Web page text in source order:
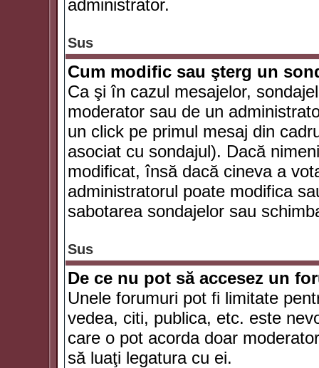
administrator.
Sus
Cum modific sau şterg un
Ca şi în cazul mesajelor,
moderator sau de un
un click pe primul mesaj din
asociat cu sondajul). Dacă
modificat, însă dacă cineva a
administratorul poate modifica
sabotarea sondajelor sau
Sus
De ce nu pot să accesez un
Unele forumuri pot fi limitate
vedea, citi, publica, etc. este
care o pot acorda doar
să luaţi legatura cu ei.